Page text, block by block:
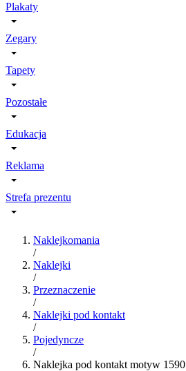
Plakaty
Zegary
Tapety
Pozostałe
Edukacja
Reklama
Strefa prezentu
Naklejkomania
/
Naklejki
/
Przeznaczenie
/
Naklejki pod kontakt
/
Pojedyncze
/
Naklejka pod kontakt motyw 1590